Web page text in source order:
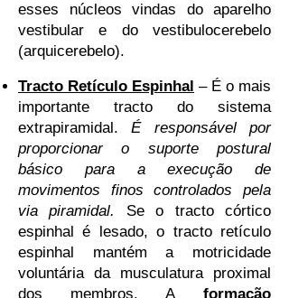
esses núcleos vindas do aparelho
vestibular e do vestibulocerebelo
(arquicerebelo).
Tracto Retículo Espinhal – É o mais
importante tracto do sistema
extrapiramidal.É responsável por
proporcionar o suporte postural
básico para a execução de
movimentos finos controlados pela
via piramidal.
Se o tracto córtico
espinhal é lesado, o tracto retículo
espinhal mantém a motricidade
voluntária da musculatura proximal
dos membros. A formação